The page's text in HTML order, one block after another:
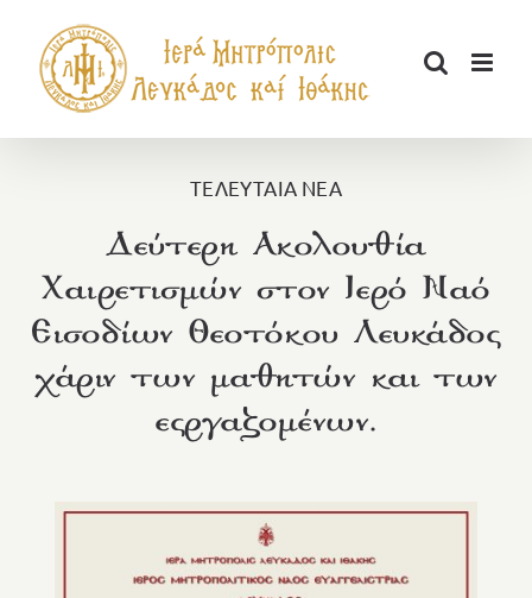
περιεχόμενο
ΤΕΛΕΥΤΑΙΑ ΝΕΑ
Δεύτερη Ακολουθία
Χαιρετισμών στον Ιερό Ναό
Εισοδίων Θεοτόκου Λευκάδος
χάριν των μαθητών και των
εςργαζομένων.